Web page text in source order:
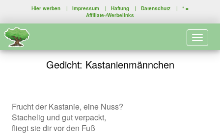
Hier werben | Impressum | Haftung | Datenschutz | * =
Affiliate-/Werbelinks
Gedicht: Kastanienmännchen
Frucht der Kastanie, eine Nuss?
Stachelig und gut verpackt,
fliegt sie dir vor den Fuß